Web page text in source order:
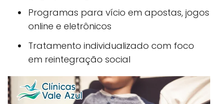
Programas para vício em apostas, jogos
online e eletrônicos
Tratamento individualizado com foco
em reintegração social